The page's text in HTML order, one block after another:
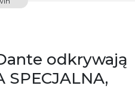
odkrywają
SPECJALNA,